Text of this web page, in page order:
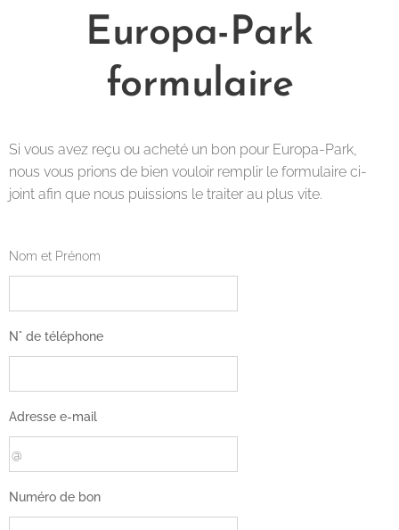
Europa-Park
formulaire
Si vous avez reçu ou acheté un bon pour Europa-Park,
nous vous prions de bien vouloir remplir le formulaire ci-
joint afin que nous puissions le traiter au plus vite.
Nom et Prénom
N° de téléphone
Adresse e-mail
Numéro de bon